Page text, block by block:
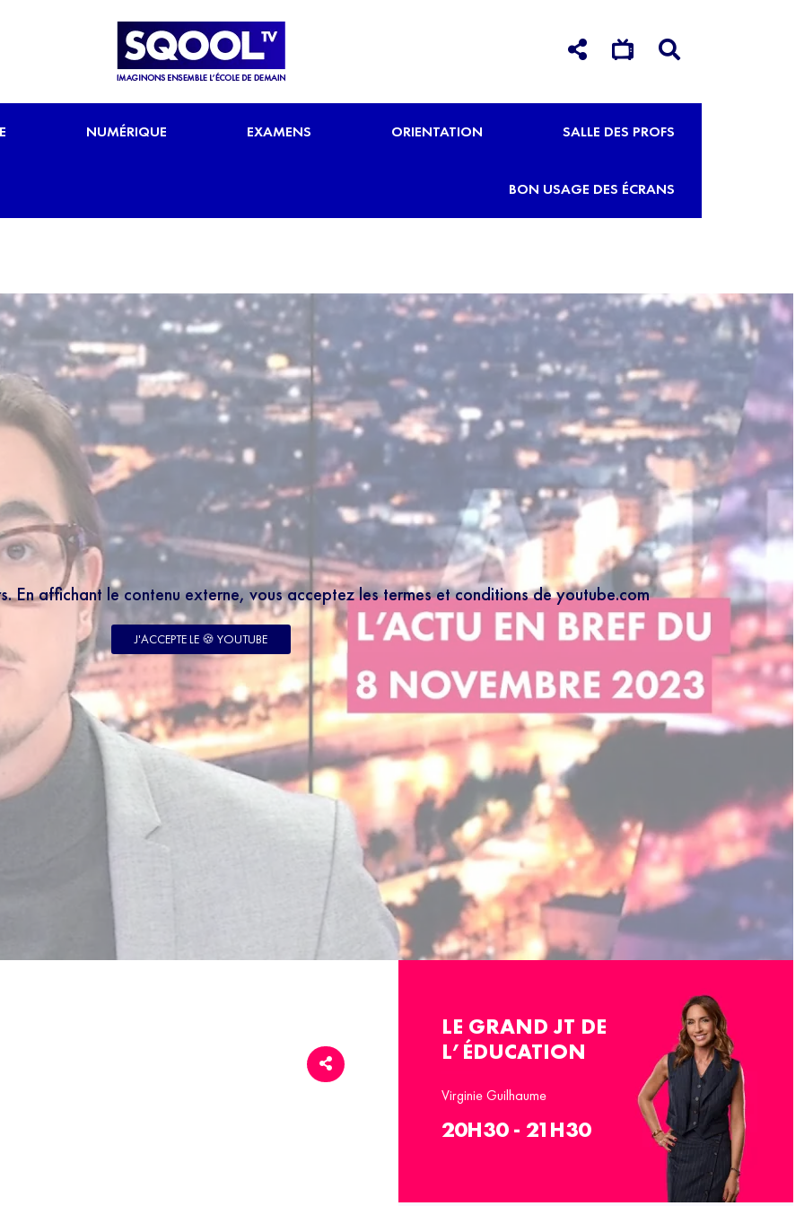
NUMÉRIQUE EXAMENS ORIENTATION SALLE DES PROFS
BON USAGE DES ÉCRANS
En affichant le contenu externe, vous acceptez les termes et conditions de youtube.com
J'ACCEPTE LE 🍪 YOUTUBE
LE GRAND JT DE
L’ÉDUCATION
Virginie Guilhaume
20H30 - 21H30